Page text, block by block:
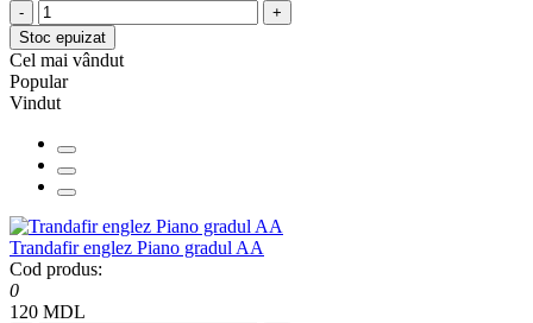
-
+
Stoc epuizat
Cel mai vândut
Popular
Vindut
Trandafir englez Piano gradul AA
Cod produs:
0
120 MDL